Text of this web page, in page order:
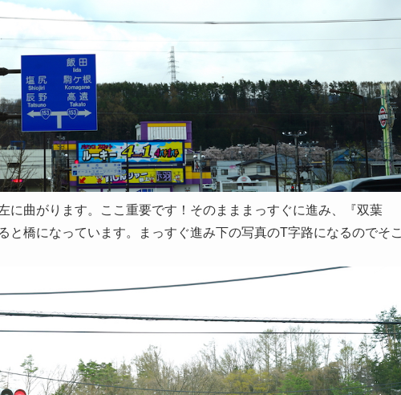
に曲がります。ここ重要です！そのまままっすぐに進み、『双葉
と橋になっています。まっすぐ進み下の写真のT字路になるのでそこ